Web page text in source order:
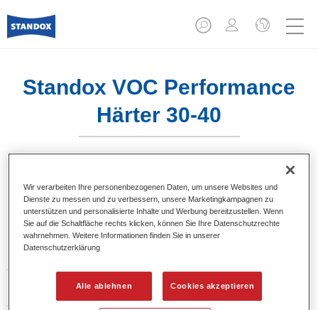
Standox VOC Performance
Härter 30-40
Produktmerkmale
Produktvariante
Artikelnummer
Wir verarbeiten Ihre personenbezogenen Daten, um unsere Websites und
Dienste zu messen und zu verbessern, unsere Marketingkampagnen zu
unterstützen und personalisierte Inhalte und Werbung bereitzustellen. Wenn
Sie auf die Schaltfläche rechts klicken, können Sie Ihre Datenschutzrechte
wahrnehmen. Weitere Informationen finden Sie in unserer
Datenschutzerklärung
Alle ablehnen Cookies akzeptieren